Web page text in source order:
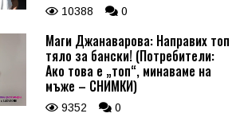
10388 0
Маги Джанаварова: Направих топ
тяло за бански! (Потребители:
Ако това е „топ“, минаваме на
мъже – СНИМКИ)
9352 0